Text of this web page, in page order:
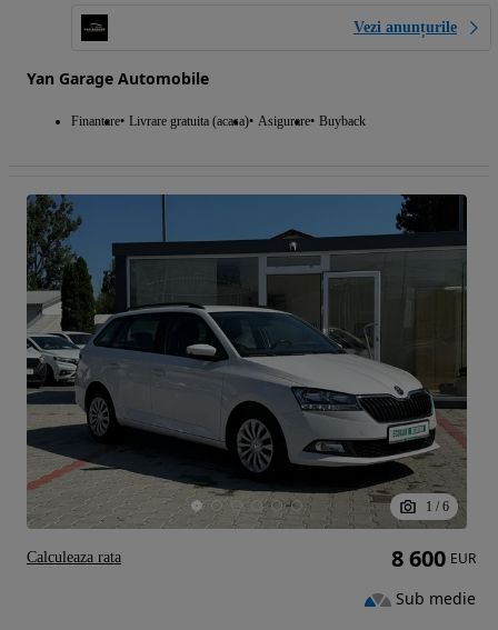
Vezi anunțurile
Yan Garage Automobile
Finantare Livrare gratuita (acasa) Asigurare Buyback
1 / 6
8 600 EUR
Sub medie
Calculeaza rata